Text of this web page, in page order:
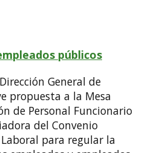
públicos
General de
propuesta a la Mesa
de Personal Funcionario
del Convenio
para regular la